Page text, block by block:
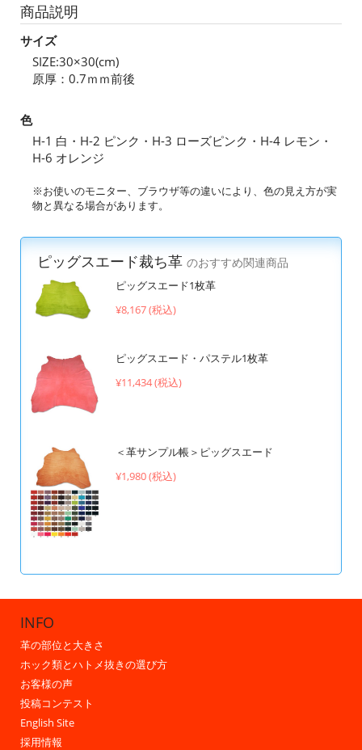
商品説明
サイズ
SIZE:30×30(cm)
原厚：0.7ｍｍ前後
色
H-1 白・H-2 ピンク・H-3 ローズピンク・H-4 レモン・
H-6 オレンジ
※お使いのモニター、ブラウザ等の違いにより、色の見え方が実
物と異なる場合があります。
ピッグスエード裁ち革 のおすすめ関連商品
ピッグスエード1枚革
¥8,167 (税込)
ピッグスエード・パステル1枚革
¥11,434 (税込)
＜革サンプル帳＞ピッグスエード
¥1,980 (税込)
INFO
革の部位と大きさ
ホック類とハトメ抜きの選び方
お客様の声
投稿コンテスト
English Site
採用情報